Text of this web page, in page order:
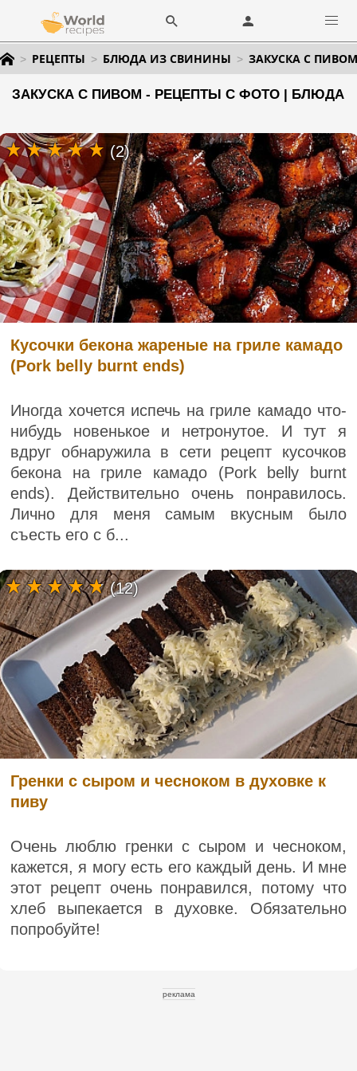
РЕЦЕПТЫ БЛЮДА ИЗ СВИНИНЫ ЗАКУСКА С ПИВОМ
ЗАКУСКА С ПИВОМ - РЕЦЕПТЫ С ФОТО | БЛЮДА
Кусочки бекона жареные на гриле камадо
(Pork belly burnt ends)
Иногда хочется испечь на гриле камадо что-
нибудь новенькое и нетронутое. И тут я
вдруг обнаружила в сети рецепт кусочков
бекона на гриле камадо (Pork belly burnt
ends). Действительно очень понравилось.
Лично для меня самым вкусным было
съесть его с б...
(2)
Гренки с сыром и чесноком в духовке к
пиву
Очень люблю гренки с сыром и чесноком,
кажется, я могу есть его каждый день. И мне
этот рецепт очень понравился, потому что
хлеб выпекается в духовке. Обязательно
попробуйте!
(12)
реклама